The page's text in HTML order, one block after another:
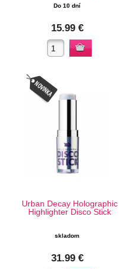
Do 10 dní
15.99 €
Urban Decay Holographic
Highlighter Disco Stick
skladom
31.99 €